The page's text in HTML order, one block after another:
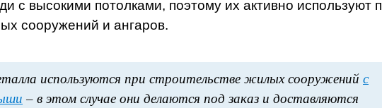
с высокими потолками, поэтому их активно используют
сооружений и ангаров.
используются при строительстве жилых сооружений с
– в этом случае они делаются под заказ и доставляются